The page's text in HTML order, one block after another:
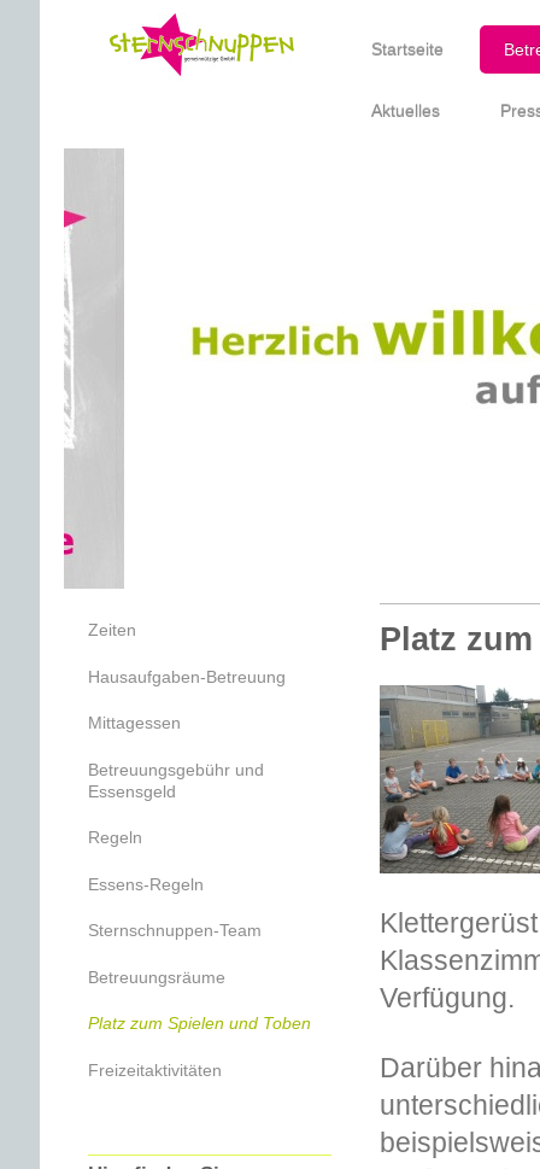
Startseite
Aktuelles
Platz
Verfügung.
Darüber
Zeiten
Hausaufgaben-Betreuung
Mittagessen
Betreuungsgebühr und
Essensgeld
Regeln
Essens-Regeln
Sternschnuppen-Team
Betreuungsräume
Platz zum Spielen und Toben
Freizeitaktivitäten